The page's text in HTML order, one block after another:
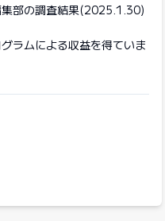
部の調査結果(2025.1.30)
ラムによる収益を得ていま